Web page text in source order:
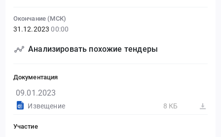
Окончание (МСК)
31.12.2023 00:00
Анализировать похожие тендеры
Документация
09.01.2023
Извещение 8 КБ
Участие